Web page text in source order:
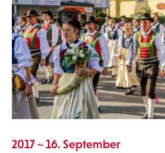
2017 ~ 16. September